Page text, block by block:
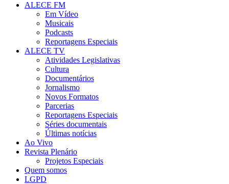
ALECE FM
Em Vídeo
Musicais
Podcasts
Reportagens Especiais
ALECE TV
Atividades Legislativas
Cultura
Documentários
Jornalismo
Novos Formatos
Parcerias
Reportagens Especiais
Séries documentais
Últimas notícias
Ao Vivo
Revista Plenário
Projetos Especiais
Quem somos
LGPD